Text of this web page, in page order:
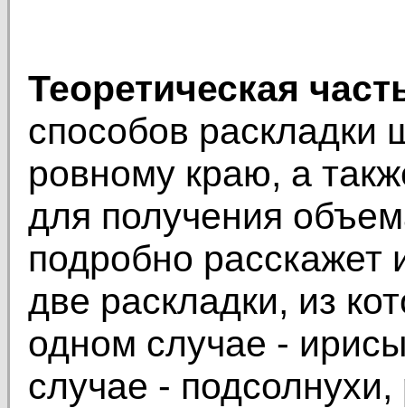
Теоретическая
способов
ровному краю, а
для получения
подробно расскажет
две раскладки, из
одном случае -
случае -